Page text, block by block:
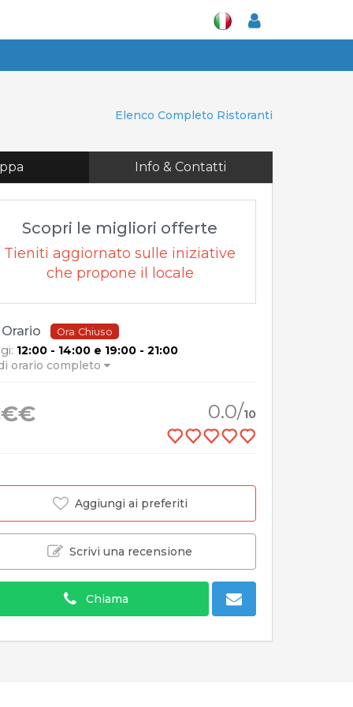
Elenco Completo Ristoranti
Info & Contatti
Info & Contatti
Scopri le migliori offerte
Tieniti aggiornato sulle iniziative
che propone il locale
Ora Chiuso
12:00 - 14:00 e 19:00 - 21:00
orario completo
0.0/10
Aggiungi ai preferiti
Scrivi una recensione
Chiama